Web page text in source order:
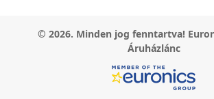
© 2026. Minden jog fenntartva!
Áruházlánc